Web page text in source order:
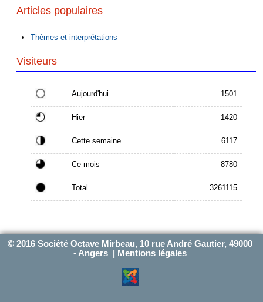
Articles populaires
Thèmes et interprétations
Visiteurs
Aujourd'hui 1501
Hier 1420
Cette semaine 6117
Ce mois 8780
Total 3261115
© 2016 Société Octave Mirbeau, 10 rue André Gautier, 49000
- Angers |
Mentions légales